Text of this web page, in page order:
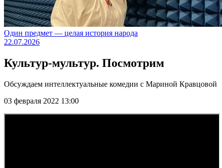
Один предмет — целая история народа
22.07.2026
Культур-мультур. Посмотрим
Обсуждаем интеллектуальные комедии с Мариной Кравцовой
03 февраля 2022 13:00